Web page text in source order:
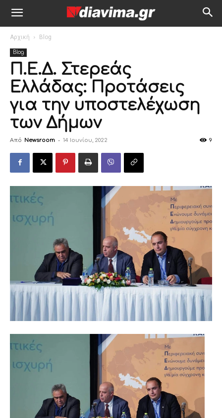
Αρχική Blog
Blog
Π.Ε.Δ. Στερεάς
Ελλάδας: Προτάσεις
για την υποστελέχωση
των Δήμων
Από Newsroom - 14 Ιουνίου, 2022 9